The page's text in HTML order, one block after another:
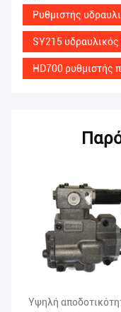
Ρυθμιστής
SY215
HD700 ρυθμιστής
Υψηλή